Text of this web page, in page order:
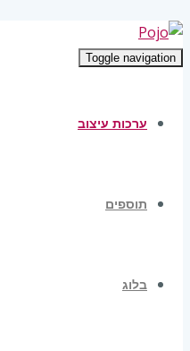
Toggle navigation
ערכות עיצוב
תוספים
בלוג